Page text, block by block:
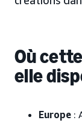
Où
elle
Europe :